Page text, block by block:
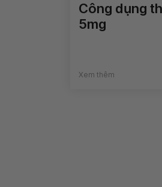
Công dụng
5mg
Xem thêm